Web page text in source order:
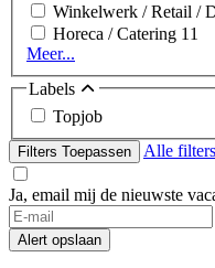
Winkelwerk / Retail /
Horeca / Catering 11
Meer...
Labels
Topjob
Filters Toepassen Alle
Ja, email mij de nieuwste
Alert opslaan